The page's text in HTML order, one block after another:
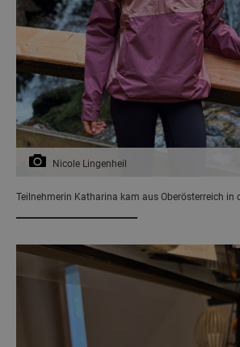
Nicole Lingenheil
Teilnehmerin Katharina kam aus Oberösterreich in